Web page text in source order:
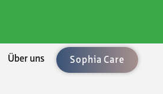
Über uns Sophia Care